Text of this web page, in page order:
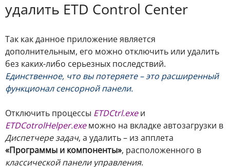
удалить ETD Control Center
Так как данное приложение является
дополнительным, его можно отключить или удалить
без каких-либо серьезных последствий.
Единственное, что вы потеряете – это расширенный
функционал сенсорной панели.
Отключить процессы ETDCtrl.exeи
ETDCotrolHelper.exeможно на вкладке автозагрузки в
Диспетчере задач, а удалить – из апплета
«Программы и компоненты», расположенного в
классической панели управления.